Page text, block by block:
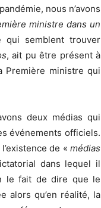
nous n’avons
ministre dans un
qui semblent trouver
, ait pu être présent à
Première ministre qui
deux médias qui
événements officiels.
de « médias
dans lequel il
le fait de dire que le
alors qu’en réalité, la